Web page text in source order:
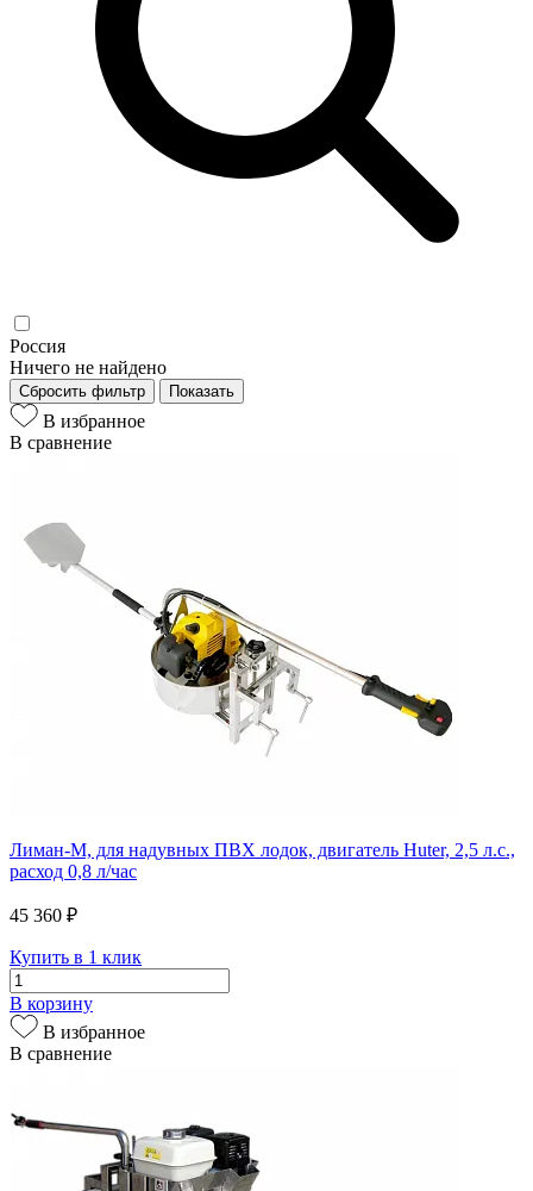
Россия
Ничего не найдено
Сбросить фильтр Показать
В избранное
В сравнение
Лиман-М, для надувных ПВХ лодок, двигатель Huter, 2,5 л.с.,
расход 0,8 л/час
45 360 ₽
Купить в 1 клик
В корзину
В избранное
В сравнение